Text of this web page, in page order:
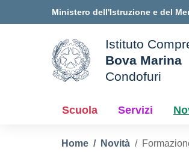
Ministero dell'Istruzione e del
della scuola
Istituto
Bova Marina
Condofuri
Scuola Servizi
Home Novità